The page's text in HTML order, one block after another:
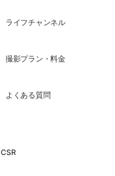
ライフチャンネル
撮影プラン・料金
よくある質問
CSR